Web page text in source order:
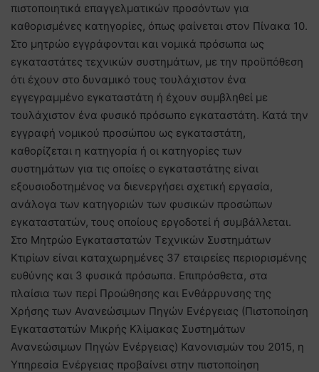
πιστοποιητικά επαγγελματικών προσόντων για
καθορισμένες κατηγορίες, όπως φαίνεται στον Πίνακα 10.
Στο μητρώο εγγράφονται και νομικά πρόσωπα ως
εγκαταστάτες τεχνικών συστημάτων, με την προϋπόθεση
ότι έχουν στο δυναμικό τους τουλάχιστον ένα
εγγεγραμμένο εγκαταστάτη ή έχουν συμβληθεί με
τουλάχιστον ένα φυσικό πρόσωπο εγκαταστάτη. Κατά την
εγγραφή νομικού προσώπου ως εγκαταστάτη,
καθορίζεται η κατηγορία ή οι κατηγορίες των
συστημάτων για τις οποίες ο εγκαταστάτης είναι
εξουσιοδοτημένος να διενεργήσει σχετική εργασία,
ανάλογα των κατηγοριών των φυσικών προσώπων
εγκαταστατών, τους οποίους εργοδοτεί ή συμβάλλεται.
Στο Μητρώο Εγκαταστατών Τεχνικών Συστημάτων
Κτιρίων είναι καταχωρημένες 37 εταιρείες περιορισμένης
ευθύνης και 3 φυσικά πρόσωπα. Επιπρόσθετα, στα
πλαίσια των περί Προώθησης και Ενθάρρυνσης της
Χρήσης των Ανανεώσιμων Πηγών Ενέργειας (Πιστοποίηση
Εγκαταστατών Μικρής Κλίμακας Συστημάτων
Ανανεώσιμων Πηγών Ενέργειας) Κανονισμών του 2015, η
Υπηρεσία Ενέργειας προβαίνει στην πιστοποίηση